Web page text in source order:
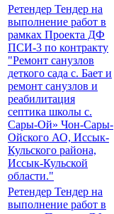
Ретендер Тендер на
выполнение работ в
рамках Проекта ДФ
ПСИ-3 по контракту
"Ремонт санузлов
деткого сада с. Бает и
ремонт санузлов и
реабилитация
септика школы с.
Сары-Ой» Чон-Сары-
Ойского АО, Иссык-
Кульского района,
Иссык-Кульской
области."
Ретендер Тендер на
выполнение работ в